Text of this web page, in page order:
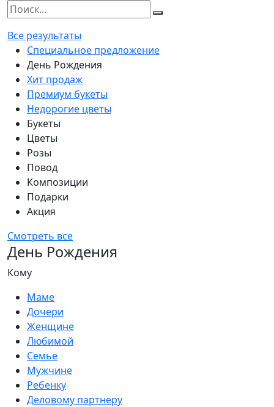
Все результаты
Специальное предложение
День Рождения
Хит продаж
Премиум букеты
Недорогие цветы
Букеты
Цветы
Розы
Повод
Композиции
Подарки
Акция
Смотреть все
День Рождения
Кому
Маме
Дочери
Женщине
Любимой
Семье
Мужчине
Ребенку
Деловому партнеру